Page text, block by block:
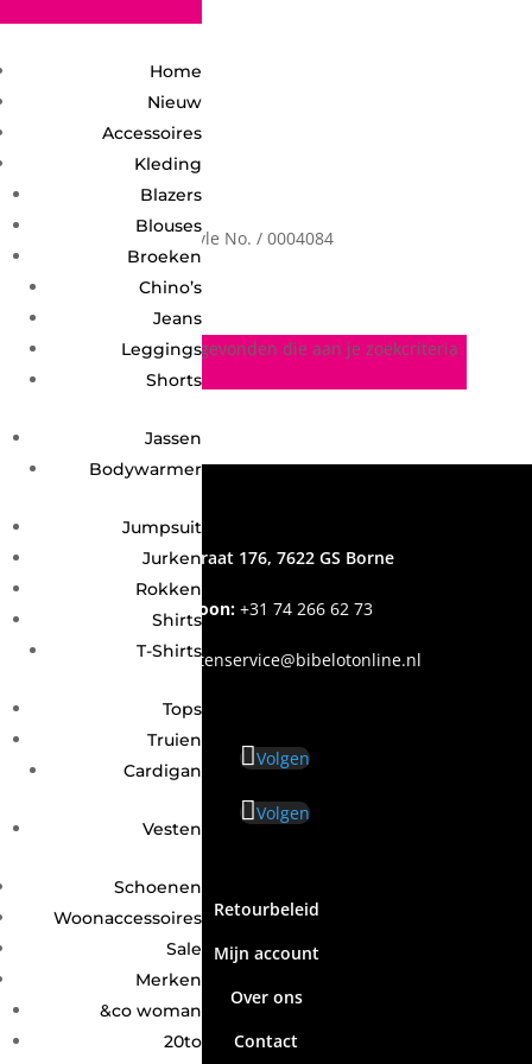
Home
Nieuw
Accessoires
Kleding
Blazers
Blouses
Broeken
Chino’s
Jeans
Leggings
Shorts
Jassen
Bodywarmer
Jumpsuit
Jurken
Rokken
Shirts
T-Shirts
Tops
Truien
Cardigan
Vesten
Schoenen
Woonaccessoires
Sale
Merken
&co woman
20to
/ Product Style No. / 0004084
0004084
Geen producten gevonden die aan je zoekcriteria
Grotestraat 176, 7622 GS Borne
Telefoon: +31 74 266 62 73
Email:klantenservice@bibelotonline.nl
Volgen
Volgen
Retourbeleid
Mijn account
Over ons
Contact